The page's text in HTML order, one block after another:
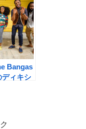
Bangas
ディキシ